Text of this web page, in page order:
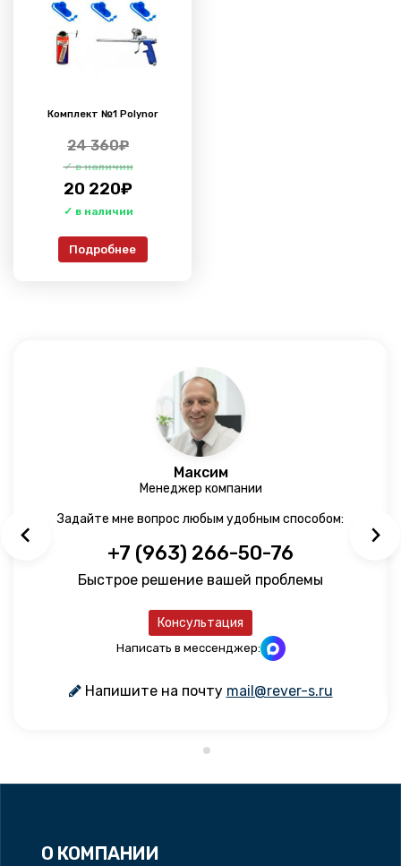
Комплект №1 Polynor
24 360₽
20 220₽
Подробнее
Максим
Менеджер компании
Задайте мне вопрос любым удобным способом:
+7 (963) 266-50-76
Быстрое решение вашей проблемы
Консультация
Написать в мессенджер:
Напишите на почту mail@rever-s.ru
О КОМПАНИИ